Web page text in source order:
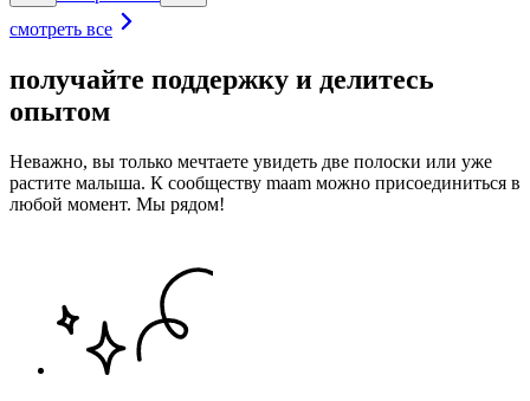
смотреть все
получайте поддержку и делитесь
опытом
Неважно, вы только мечтаете увидеть две полоски или уже
растите малыша. К сообществу maam можно присоединиться в
любой момент. Мы рядом!